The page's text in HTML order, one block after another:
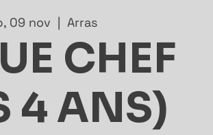
09 nov
  |
Arras
CHEF
4 ANS)